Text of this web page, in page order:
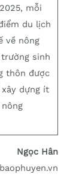
mỗi
du lịch
về nông
sinh
thôn được
dựng ít
Ngọc Hân